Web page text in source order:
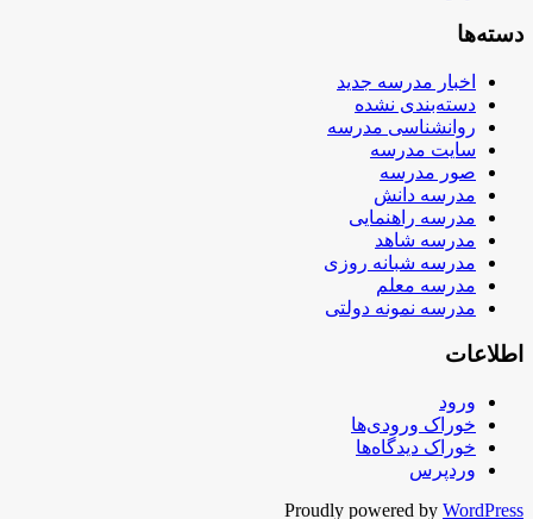
دسته‌ها
اخبار مدرسه جدید
دسته‌بندی نشده
روانشناسی مدرسه
سایت مدرسه
صور مدرسه
مدرسه دانش
مدرسه راهنمایی
مدرسه شاهد
مدرسه شبانه روزی
مدرسه معلم
مدرسه نمونه دولتی
اطلاعات
ورود
خوراک ورودی‌ها
خوراک دیدگاه‌ها
وردپرس
Proudly powered by WordPress